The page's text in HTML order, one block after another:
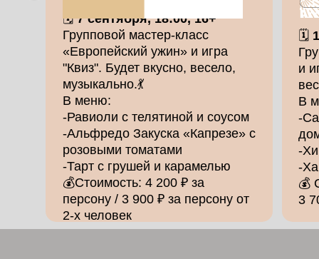
🗓
и
В
-
-
-
💰
3
🗓7 сентября, 18:00, 16+
Групповой мастер-класс
«Европейский ужин» и игра
"Квиз". Будет вкусно, весело,
музыкально.💃
В меню:
-Равиоли с телятиной и соусом
-Альфредо Закуска «Капрезе» с
розовыми томатами
-Тарт с грушей и карамелью
💰Стоимость: 4 200 ₽ за
персону / 3 900 ₽ за персону от
2-х человек